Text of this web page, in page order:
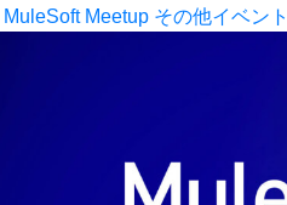
MuleSoft Meetup その他イベント